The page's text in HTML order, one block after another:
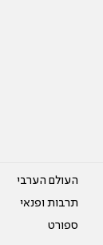
העולם הערבי
תרבות ופנאי
ספורט